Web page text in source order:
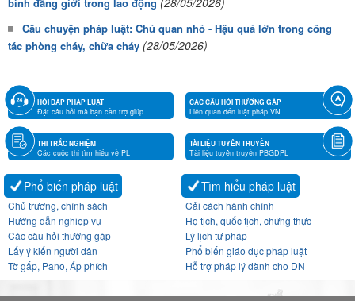
Câu chuyện pháp luật: Chủ quan nhỏ - Hậu quả lớn trong công
tác phòng cháy, chữa cháy (28/05/2026)
HỎI ĐÁP PHÁP LUẬT
Đặt câu hỏi mà bạn cần trợ giúp
CÁC CÂU HỎI THƯỜNG GẶP
Liên quan đến luật pháp VN
THI TRẮC NGHIỆM
Các cuộc thi tìm hiểu về PL
TÀI LIỆU TUYÊN TRUYỀN
Tài liệu tuyên truyền PBGDPL
Phổ biến pháp luật
Chủ trương, chính sách
Hướng dẫn nghiệp vụ
Các câu hỏi thường gặp
Lấy ý kiến người dân
Tờ gấp, Pano, Áp phích
Tìm hiểu pháp luật
Cải cách hành chính
Hộ tịch, quốc tịch, chứng thực
Lý lịch tư pháp
Phổ biến giáo dục pháp luật
Hỗ trợ pháp lý dành cho DN